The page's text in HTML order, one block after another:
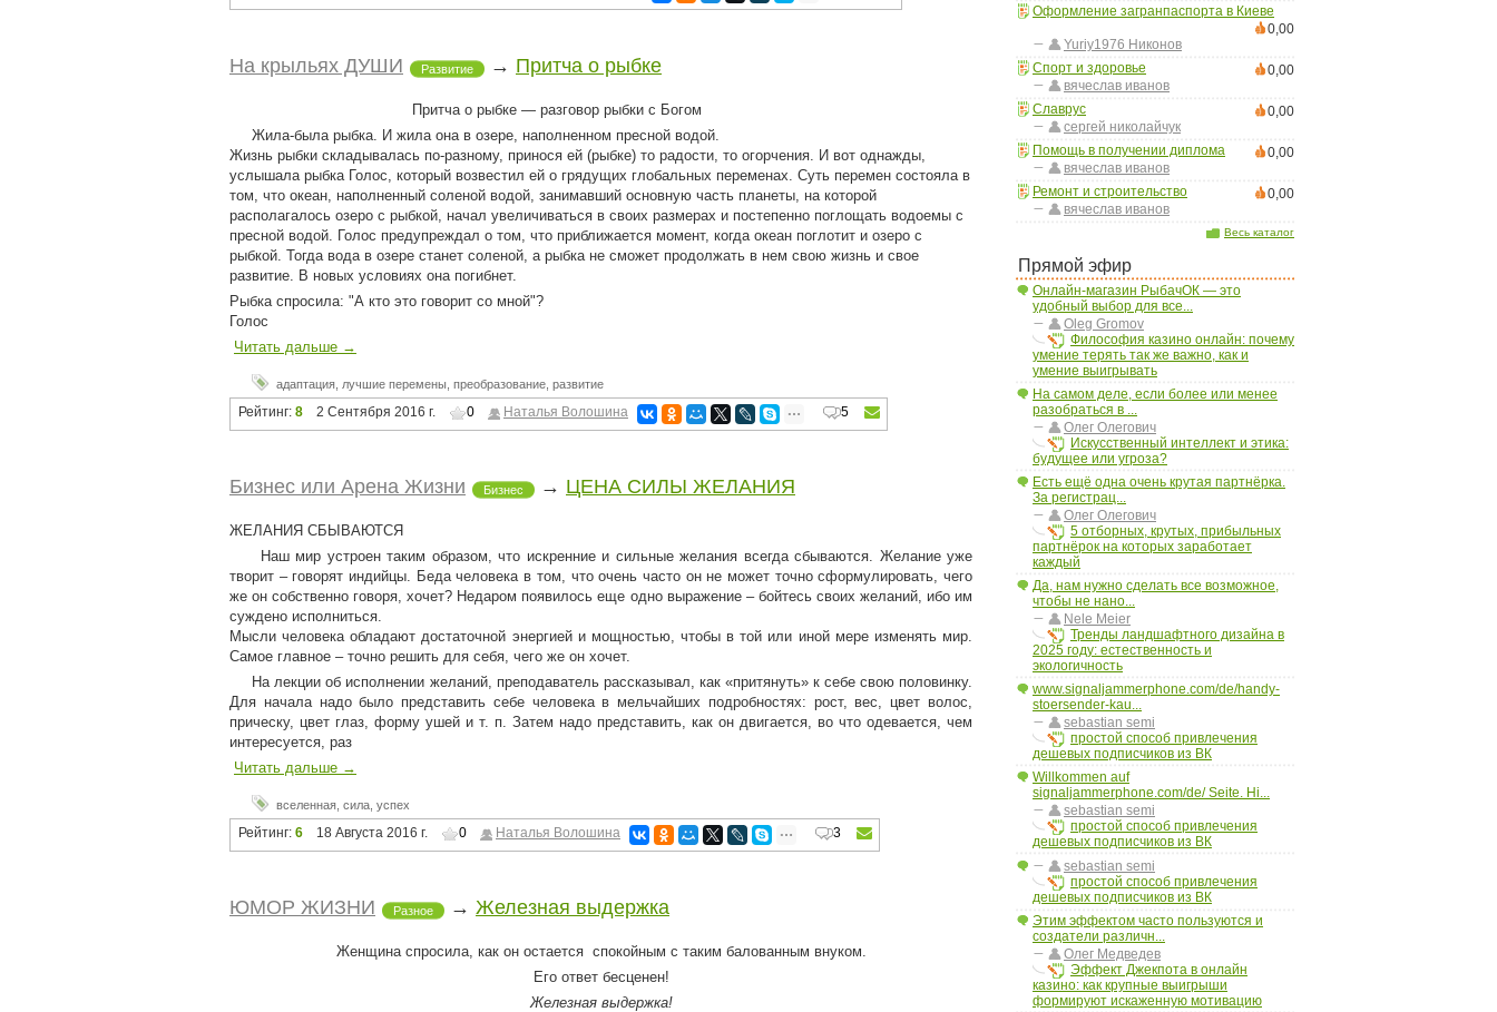
Оформление загранпаспорта в Киеве
0,00
Yuriy1976 Никонов
Спорт и здоровье
0,00
вячеслав иванов
Славрус
0,00
сергей николайчук
Помощь в получении диплома
0,00
вячеслав иванов
Ремонт и строительство
0,00
вячеслав иванов
Весь каталог
Прямой эфир
Онлайн-магазин РыбачОК — это
удобный выбор для все...
Oleg Gromov
Философия казино онлайн: почему
умение терять так же важно, как и
умение выигрывать
На самом деле, если более или менее
разобраться в ...
Олег Олегович
Искусственный интеллект и этика:
будущее или угроза?
Есть ещё одна очень крутая партнёрка.
За регистрац...
Олег Олегович
5 отборных, крутых, прибыльных
партнёрок на которых заработает
каждый
Да, нам нужно сделать все возможное,
чтобы не нано...
Nele Meier
Тренды ландшафтного дизайна в
2025 году: естественность и
экологичность
www.signaljammerphone.com/de/handy-
stoersender-kau...
sebastian semi
простой способ привлечения
дешевых подписчиков из ВК
Willkommen auf
signaljammerphone.com/de/ Seite. Hi...
sebastian semi
простой способ привлечения
дешевых подписчиков из ВК
sebastian semi
простой способ привлечения
дешевых подписчиков из ВК
Этим эффектом часто пользуются и
создатели различн...
Олег Медведев
Эффект Джекпота в онлайн
казино: как крупные выигрыши
формируют искаженную мотивацию
На крыльях ДУШИ Развитие → Притча о рыбке
Притча о рыбке — разговор рыбки с Богом
Жила-была рыбка. И жила она в озере, наполненном пресной водой.
Жизнь рыбки складывалась по-разному, принося ей (рыбке) то радости, то огорчения. И вот однажды,
услышала рыбка Голос, который возвестил ей о грядущих глобальных переменах. Суть перемен состояла в
том, что океан, наполненный соленой водой, занимавший основную часть планеты, на которой
располагалось озеро с рыбкой, начал увеличиваться в своих размерах и постепенно поглощать водоемы с
пресной водой. Голос предупреждал о том, что приближается момент, когда океан поглотит и озеро с
рыбкой. Тогда вода в озере станет соленой, а рыбка не сможет продолжать в нем свою жизнь и свое
развитие. В новых условиях она погибнет.
Рыбка спросила: "А кто это говорит со мной"?
Голос
Читать дальше →
адаптация лучшие перемены преобразование развитие
Рейтинг: 8 2 Сентября 2016 г. 0 Наталья Волошина 5
Бизнес или Арена Жизни Бизнес → ЦЕНА СИЛЫ ЖЕЛАНИЯ
ЖЕЛАНИЯ СБЫВАЮТСЯ
Наш мир устроен таким образом, что искренние и сильные желания всегда сбываются. Желание уже
творит – говорят индийцы. Беда человека в том, что очень часто он не может точно сформулировать, чего
же он собственно говоря, хочет? Недаром появилось еще одно выражение – бойтесь своих желаний, ибо им
суждено исполниться.
Мысли человека обладают достаточной энергией и мощностью, чтобы в той или иной мере изменять мир.
Самое главное – точно решить для себя, чего же он хочет.
На лекции об исполнении желаний, преподаватель рассказывал, как «притянуть» к себе свою половинку.
Для начала надо было представить себе человека в мельчайших подробностях: рост, вес, цвет волос,
прическу, цвет глаз, форму ушей и т. п. Затем надо представить, как он двигается, во что одевается, чем
интересуется, раз
Читать дальше →
вселенная сила успех
Рейтинг: 6 18 Августа 2016 г. 0 Наталья Волошина 3
ЮМОР ЖИЗНИ Разное → Железная выдержка
Женщина спросила, как он остается спокойным с таким балованным внуком.
Его ответ бесценен!
Железная выдержка!